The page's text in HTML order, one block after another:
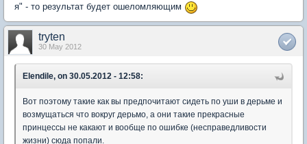
я" - то результат будет ошеломляющим
tryten
30 May 2012
Elendile, on 30.05.2012 - 12:58:
Вот поэтому такие как вы предпочитают сидеть по уши в дерьме и
возмущаться что вокруг дерьмо, а они такие прекрасные
принцессы не какают и вообще по ошибке (несправедливости
жизни) сюда попали.